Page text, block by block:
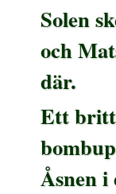
Solen
och
där.
Ett
Åsnen i